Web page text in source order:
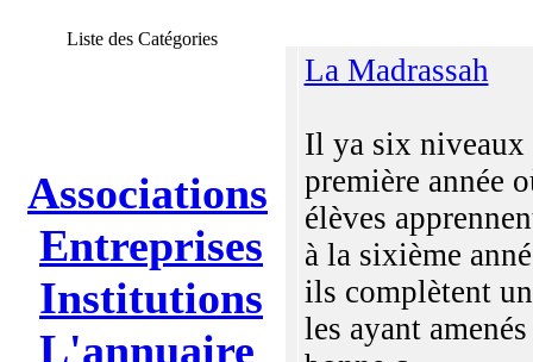
Liste des Catégories
Associations
Entreprises
Institutions
L'annuaire
La Madrassah
Il ya six niveaux
première année
élèves
à la sixième
ils complètent
les ayant